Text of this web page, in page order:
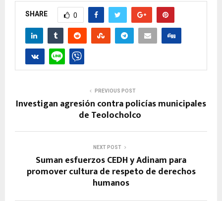
SHARE 0
PREVIOUS POST
Investigan agresión contra policías municipales
de Teolocholco
NEXT POST
Suman esfuerzos CEDH y Adinam para
promover cultura de respeto de derechos
humanos